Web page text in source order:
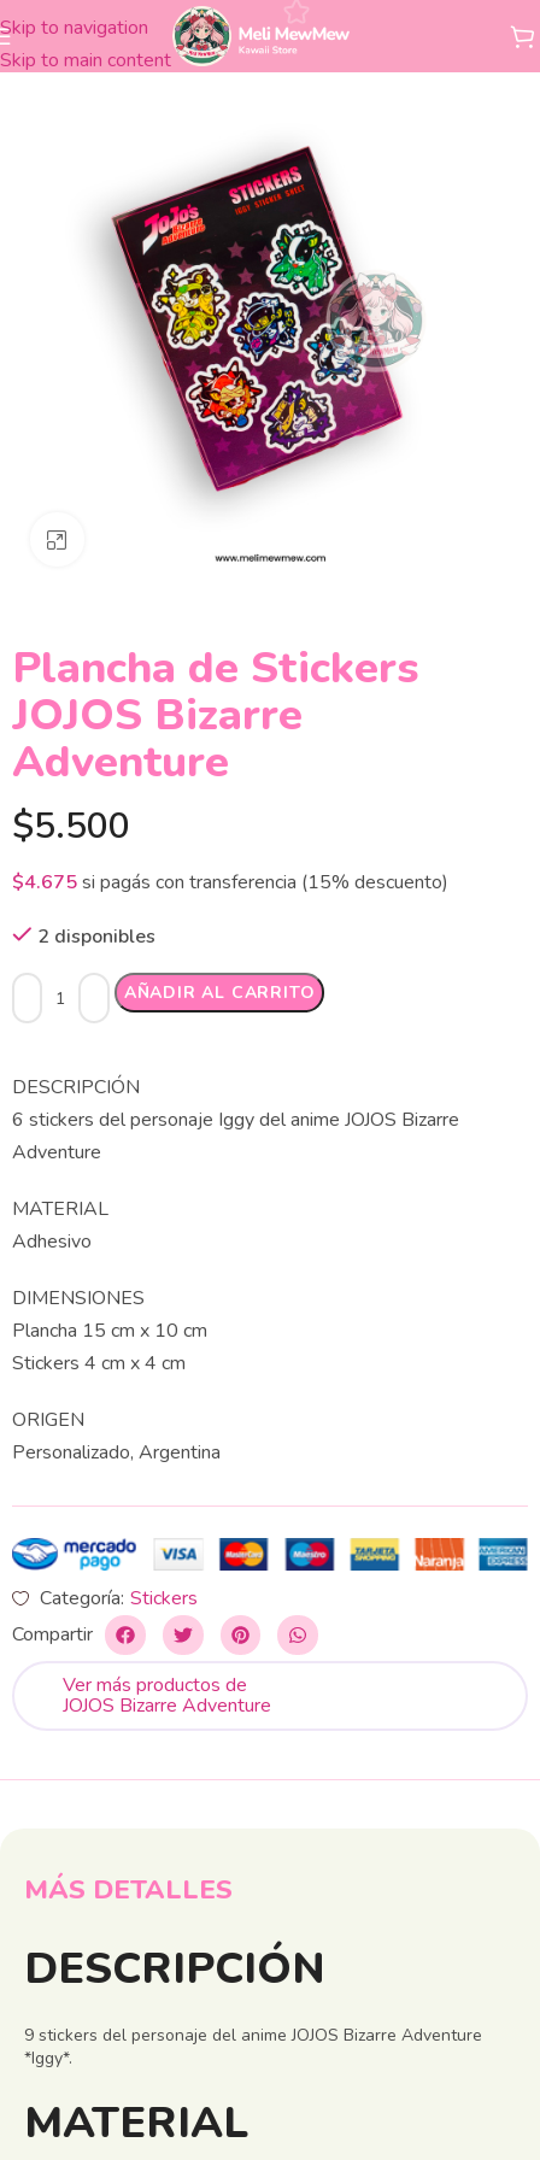
Skip to navigation
Skip to main content
Inicio Stickers
Plancha de Stickers
JOJOS Bizarre
Adventure
$5.500
$4.675si pagás con transferencia (15% descuento)
2 disponibles
AÑADIR AL CARRITO
Alternative:
DESCRIPCIÓN
6 stickers del personaje Iggy del anime JOJOS Bizarre
Adventure
MATERIAL
Adhesivo
DIMENSIONES
Plancha 15 cm x 10 cm
Stickers 4 cm x 4 cm
ORIGEN
Personalizado, Argentina
Categoría: Stickers
Compartir
Ver más productos de
JOJOS Bizarre Adventure
MÁS DETALLES
DESCRIPCIÓN
9 stickers del personaje del anime JOJOS Bizarre Adventure
*Iggy*.
MATERIAL